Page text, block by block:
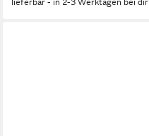
lieferbar - in 2-3 Werktagen bei dir